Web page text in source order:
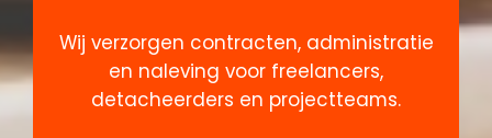
Wij verzorgen contracten, administratie
en naleving voor freelancers,
detacheerders en projectteams.